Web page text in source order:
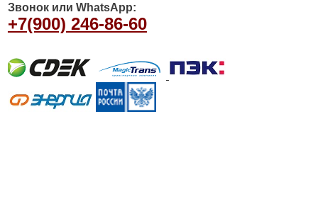
Звонок или WhatsApp:
+7(900) 246-86-60